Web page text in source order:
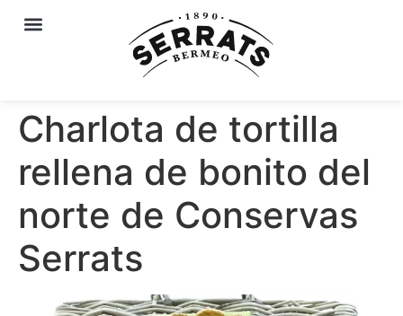
Charlota de tortilla
rellena de bonito del
norte de Conservas
Serrats